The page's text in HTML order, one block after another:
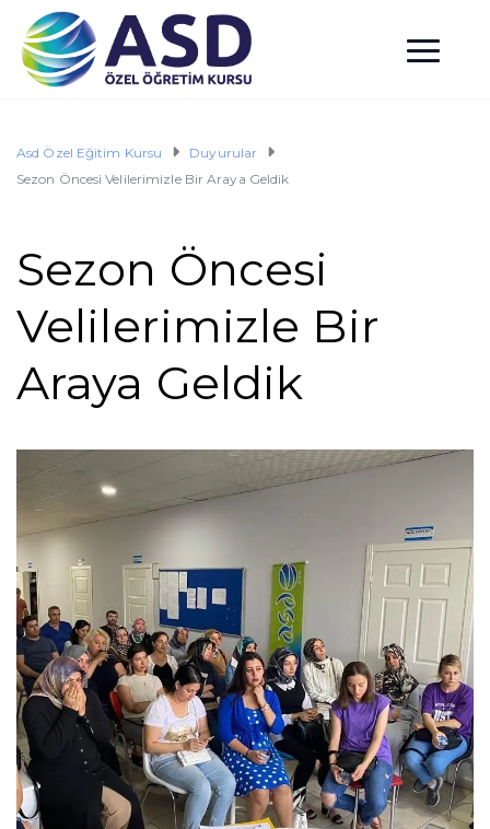
Asd Özel Eğitim Kursu
Duyurular
Sezon Öncesi Velilerimizle Bir Araya Geldik
Sezon Öncesi
Velilerimizle Bir
Araya Geldik